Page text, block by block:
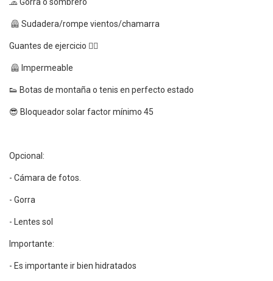
🦺 Sudadera/rompe vientos/chamarra
Guantes de ejercicio 🏋️‍♀️
🦺 Impermeable
👟 Botas de montaña o tenis en perfecto estado
😎 Bloqueador solar factor mínimo 45
Opcional:
- Cámara de fotos.
- Gorra
- Lentes sol
Importante:
- Es importante ir bien hidratados